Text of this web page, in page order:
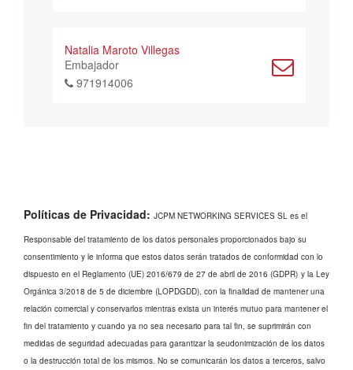
Natalia Maroto Villegas
Embajador
971914006
Políticas de Privacidad: JCPM NETWORKING SERVICES SL es el
Responsable del tratamiento de los datos personales proporcionados bajo su
consentimiento y le informa que estos datos serán tratados de conformidad con lo
dispuesto en el Reglamento (UE) 2016/679 de 27 de abril de 2016 (GDPR) y la Ley
Orgánica 3/2018 de 5 de diciembre (LOPDGDD), con la finalidad de mantener una
relación comercial y conservarlos mientras exista un interés mutuo para mantener el
fin del tratamiento y cuando ya no sea necesario para tal fin, se suprimirán con
medidas de seguridad adecuadas para garantizar la seudonimización de los datos
o la destrucción total de los mismos. No se comunicarán los datos a terceros, salvo